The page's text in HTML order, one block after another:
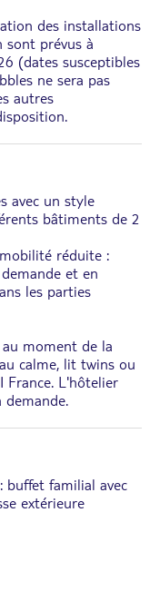
des installations
sont prévus à
(dates susceptibles
ne sera pas
autres
avec un style
bâtiments de 2
réduite :
et en
les parties
moment de la
calme, lit twins ou
France. L'hôtelier
: buffet familial avec
extérieure